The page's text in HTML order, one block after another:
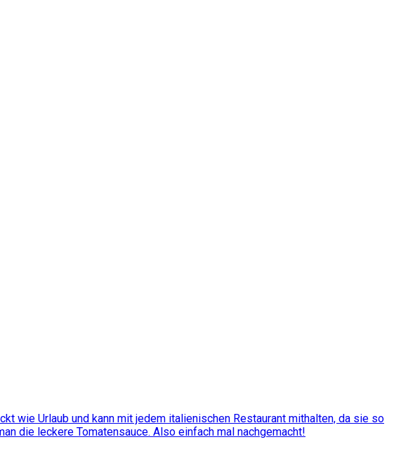
wie Urlaub und kann mit jedem italienischen Restaurant mithalten, da sie so
die leckere Tomatensauce. Also einfach mal nachgemacht!